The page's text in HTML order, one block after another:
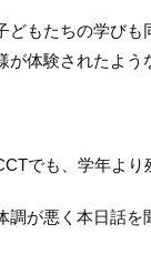
もたちの学びも
が体験されたよう
でも、学年より
が悪く本日話を